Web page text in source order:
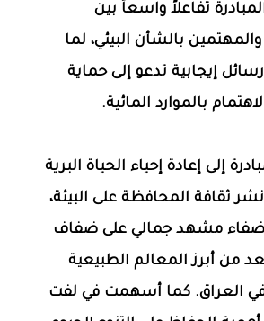
تفاعلاً واسعاً بين
بالشأن البيئي، لما
إيجابية تدعو إلى حماية
بالموارد المائية.
إلى إعادة إحياء الحياة البرية
ثقافة المحافظة على البيئة،
مشهد جمالي على ضفاف
من أبرز المعالم الطبيعية
في العراق. كما أسهمت في لفت